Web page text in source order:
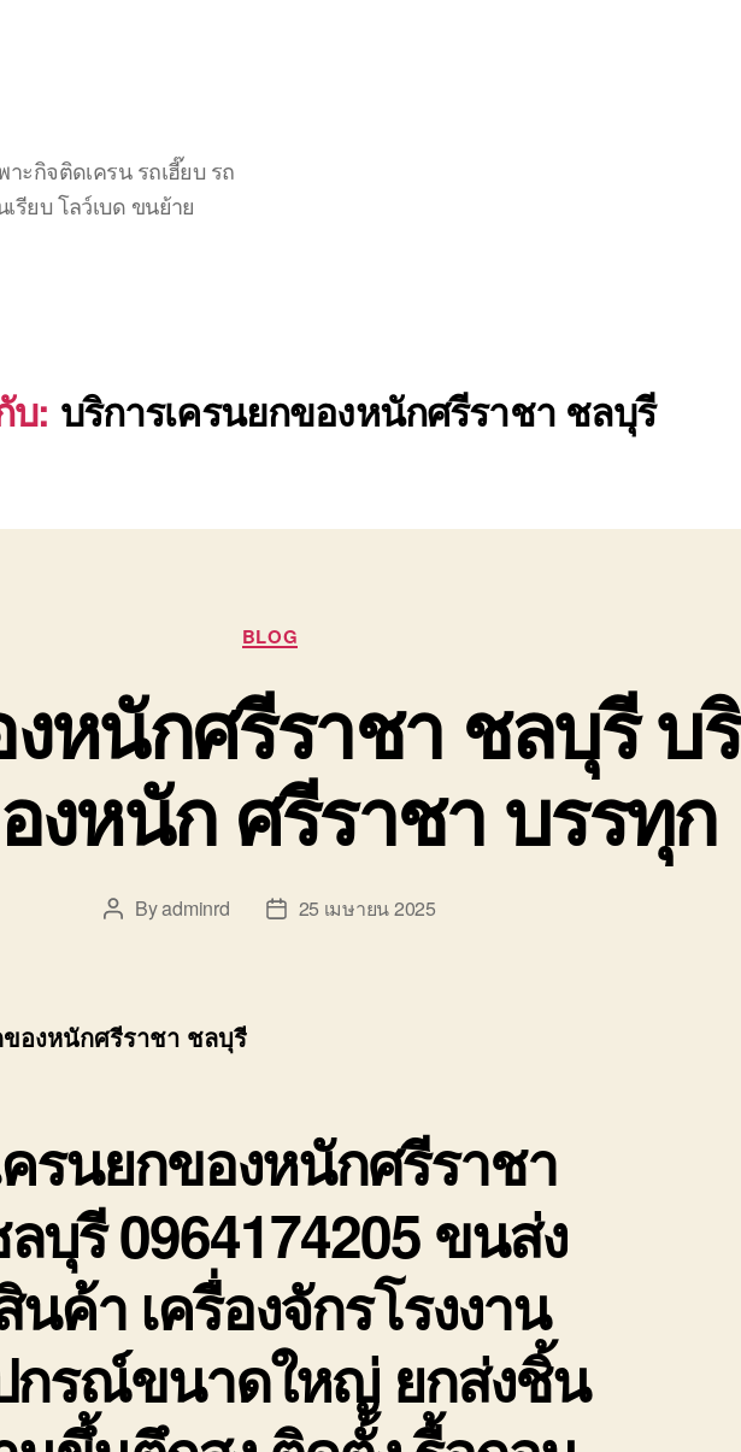
ะกิจติดเครน รถเฮี๊ยบ รถ
รียบ โลว์เบด ขนย้าย
บ: บริการเครนยกของหนักศรีราชา ชลบุรี
Categories
BLOG
หนักศรีราชา ชลบุรี บ
งหนัก ศรีราชา บรรทุก
PostByadminrd
Post25 เมษายน 2025
ของหนักศรีราชา ชลบุรี
ครนยกของหนักศรีราชา
บุรี0964174205 ขนส่ง
นค้า เครื่องจักรโรงงาน
กรณ์ขนาดใหญ่ ยกส่งชิ้น